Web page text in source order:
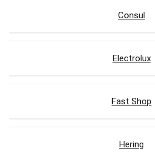
Consul
Electrolux
Fast Shop
Hering